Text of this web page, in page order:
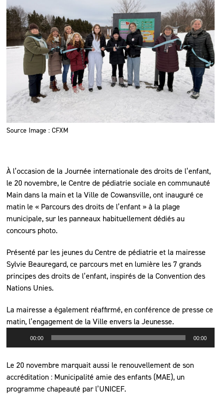
Source Image : CFXM
À l’occasion de la Journée internationale des droits de l’enfant,
le 20 novembre, le Centre de pédiatrie sociale en communauté
Main dans la main et la Ville de Cowansville, ont inauguré ce
matin le « Parcours des droits de l’enfant » à la plage
municipale, sur les panneaux habituellement dédiés au
concours photo.
Présenté par les jeunes du Centre de pédiatrie et la mairesse
Sylvie Beauregard, ce parcours met en lumière les 7 grands
principes des droits de l’enfant, inspirés de la Convention des
Nations Unies.
La mairesse a également réaffirmé, en conférence de presse ce
matin, l’engagement de la Ville envers la Jeunesse.
00:00 00:00
Le 20 novembre marquait aussi le renouvellement de son
accréditation : Municipalité amie des enfants (MAE), un
programme chapeauté par l’UNICEF.